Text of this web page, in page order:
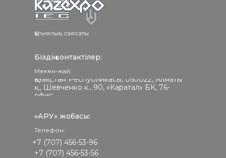
Қазақстан Республикасы, 050022, Алматы
қ., Шевченко к., 90, «Каратал» БК, 76-
офис
Біздің контактілер:
Құпиялық саясаты
«АРУ» жобасы:
+7 (707) 456-53-96
+7 (707) 456-53-56
Мекен-жай:
Телефон: